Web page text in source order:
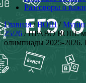
Разговоры о
Главная/ВОШ/
25/26 / ПРАВО ВОШ:
олимпиады 2025-2026.